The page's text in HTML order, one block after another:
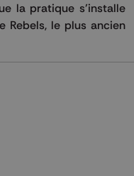
la pratique s’installe
Rebels, le plus ancien